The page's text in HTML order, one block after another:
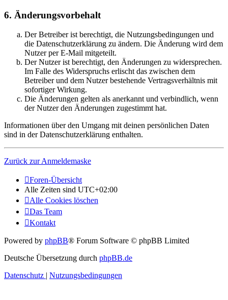
6. Änderungsvorbehalt
Der Betreiber ist berechtigt, die Nutzungsbedingungen und
die Datenschutzerklärung zu ändern. Die Änderung wird dem
Nutzer per E-Mail mitgeteilt.
Der Nutzer ist berechtigt, den Änderungen zu widersprechen.
Im Falle des Widerspruchs erlischt das zwischen dem
Betreiber und dem Nutzer bestehende Vertragsverhältnis mit
sofortiger Wirkung.
Die Änderungen gelten als anerkannt und verbindlich, wenn
der Nutzer den Änderungen zugestimmt hat.
Informationen über den Umgang mit deinen persönlichen Daten
sind in der Datenschutzerklärung enthalten.
Zurück zur Anmeldemaske
Foren-Übersicht
Alle Zeiten sind UTC+02:00
Alle Cookies löschen
Das Team
Kontakt
Powered by phpBB® Forum Software © phpBB Limited
Deutsche Übersetzung durch phpBB.de
Datenschutz | Nutzungsbedingungen